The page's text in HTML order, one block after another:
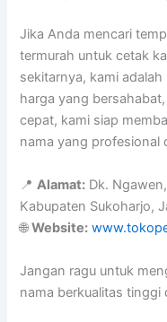
Jika Anda mencari
termurah untuk cetak
sekitarnya, kami
harga yang
cepat, kami siap
nama yang profesional
📍Alamat: Dk.
Kabupaten Sukoharjo,
🌐Website:
Jangan ragu untuk
nama berkualitas tinggi